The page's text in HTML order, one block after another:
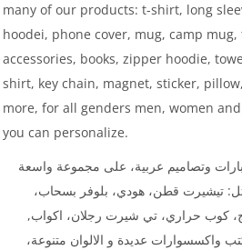
many of our products: t-shirt, long
hoodei, phone cover, mug, camp
accessories, books, zipper hoodie,
shirt, key chain, magnet, sticker,
more, for all genders men, women
you can personalize.
وتصاميم عربية، على مجموعة واسعة
تيشيرت قطن، هودي، بلوفر بسحاب،
كوب حراري، تي شيرت رجلان، اكواب,
واكسسوارات عديدة و الالوان متنوعة،